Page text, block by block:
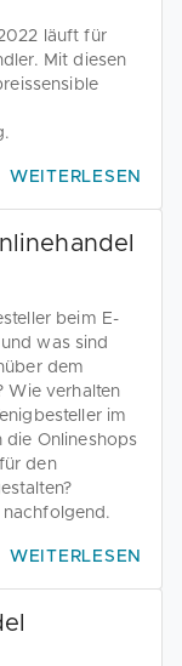
läuft für
Mit diesen
WEITERLESEN
beim E-
was sind
dem
Wie verhalten
im
die Onlineshops
den
WEITERLESEN